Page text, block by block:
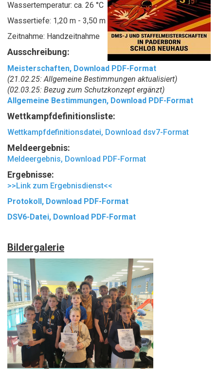
Wassertemperatur: ca. 26 °C
Wassertiefe: 1,20 m - 3,50 m
Zeitnahme: Handzeitnahme
Ausschreibung:
Meisterschaften, Download PDF-Format
(21.02.25: Allgemeine Bestimmungen aktualisiert)
(02.03.25: Bezug zum Schutzkonzept ergänzt)
Allgemeine Bestimmungen, Download PDF-Format
Wettkampfdefinitionsliste:
Wettkampfdefinitionsdatei, Download dsv7-Format
Meldeergebnis:
Meldeergebnis, Download PDF-Format
Ergebnisse:
>>Link zum Ergebnisdienst<<
Protokoll, Download PDF-Format
DSV6-Datei, Download PDF-Format
Bildergalerie